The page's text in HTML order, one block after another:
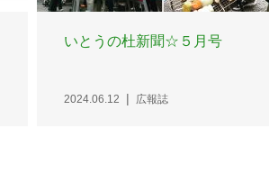
いとうの杜新聞☆５月号
2024.06.12 広報誌